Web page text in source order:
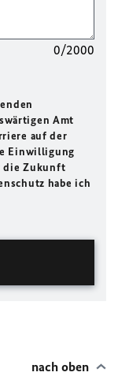
0/2000
Amt
auf der
Einwilligung
die Zukunft
habe ich
nach oben